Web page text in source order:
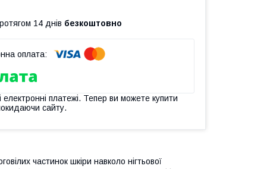
14 днів безкоштовно
електронні платежі. Тепер ви можете купити
сайту.
частинок шкіри навколо нігтьової